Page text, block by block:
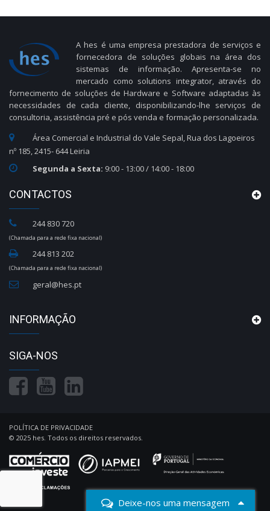
Deixe-nos uma mensagem
A hes é uma empresa prestadora de serviços e
fornecedora de soluções globais na área dos
sistemas de informação. Apresenta-se no
mercado como solutions integrator, através do
fornecimento de soluções de Hardware e Software adaptadas às
necessidades de cada cliente, disponibilizando-lhe serviços de
consultoria, assistência pré e pós venda e formação personalizada.
Área Comercial e Industrial do Vale Sepal, Rua dos Lagoeiros
nº 185, 2415- 644 Leiria
Segunda a Sexta: 9:00 - 13:00 / 14:00 - 18:00
CONTACTOS
244 830 720
(Chamada para a rede fixa nacional)
244 813 202
(Chamada para a rede fixa nacional)
geral@hes.pt
INFORMAÇÃO
SIGA-NOS
POLÍTICA DE PRIVACIDADE
© 2025 hes. Todos os direitos reservados.